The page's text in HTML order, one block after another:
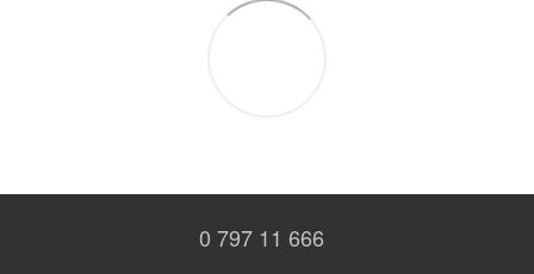
0 797 11 666